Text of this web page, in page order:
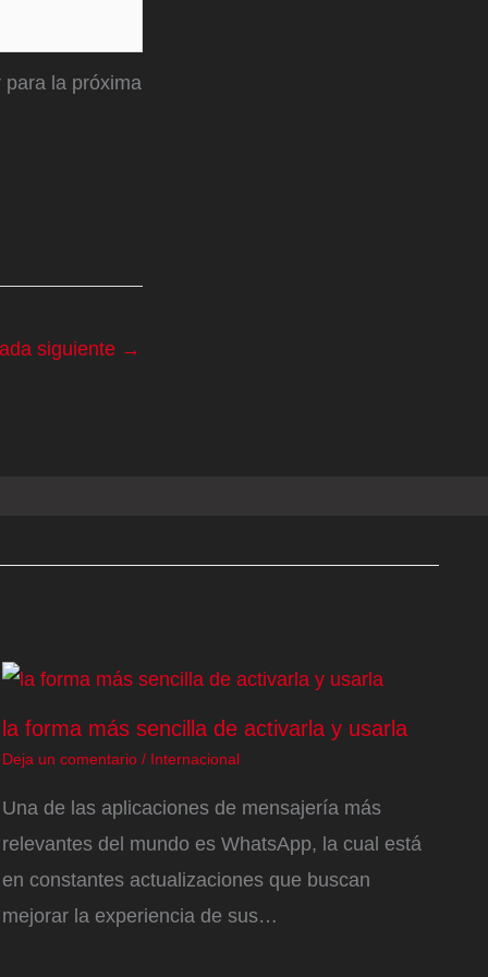
la próxima
siguiente →
la forma más sencilla de activarla y usarla
Deja un comentario / Internacional
Una de las aplicaciones de mensajería más
relevantes del mundo es WhatsApp, la cual está
en constantes actualizaciones que buscan
mejorar la experiencia de sus…